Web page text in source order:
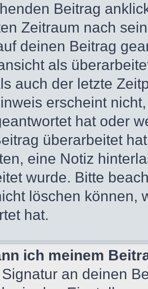
Beitrag
Zeitraum nach
deinen Beitrag
als
auch der letzte
erscheint
hat oder
überarbeitet
eine Notiz
wurde. Bitte
löschen können,
hat.
ich meinem
an deinen